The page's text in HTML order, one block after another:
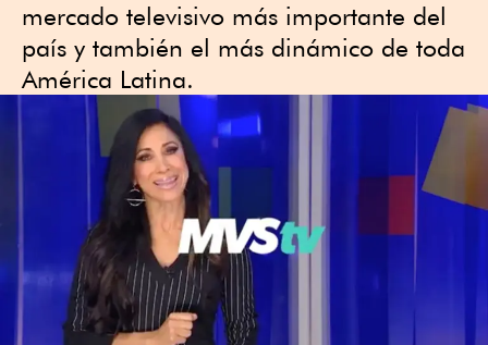
mercado televisivo más importante del
país y también el más dinámico de toda
América Latina.